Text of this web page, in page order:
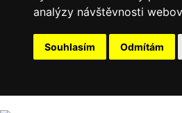
analýzy návštěvnosti
Souhlasím Odmítám